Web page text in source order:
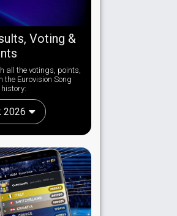
Voting &
all the votings, points,
Eurovision Song
2026